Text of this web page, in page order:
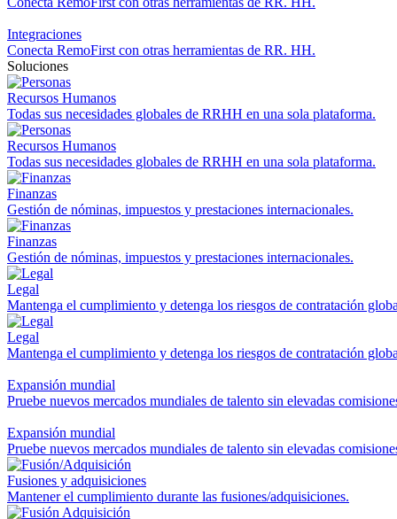
Integraciones
Conecta RemoFirst con otras herramientas de RR. HH.
Soluciones
Recursos Humanos
Todas sus necesidades globales de RRHH en una sola plataforma.
Recursos Humanos
Todas sus necesidades globales de RRHH en una sola plataforma.
Finanzas
Gestión de nóminas, impuestos y prestaciones internacionales.
Finanzas
Gestión de nóminas, impuestos y prestaciones internacionales.
Legal
Mantenga el cumplimiento y detenga los riesgos de contratación
Legal
Mantenga el cumplimiento y detenga los riesgos de contratación
Expansión mundial
Pruebe nuevos mercados mundiales de talento sin elevadas
Expansión mundial
Pruebe nuevos mercados mundiales de talento sin elevadas
Fusiones y adquisiciones
Mantener el cumplimiento durante las fusiones/adquisiciones.